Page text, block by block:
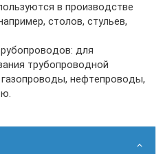
в производстве
столов, стульев,
для
трубопроводной
нефтепроводы,